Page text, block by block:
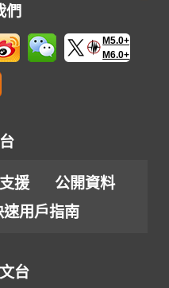
們
M5.0+
M6.0+
援
公開資料
速用戶指南
台